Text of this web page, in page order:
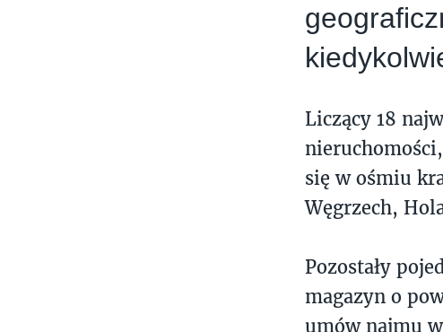
Liczący 18
się w ośmiu
Węgrzech,
Pozostały
magazyn o
umów najmu